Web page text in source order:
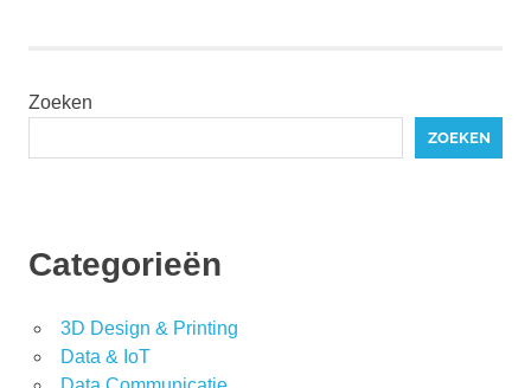
Zoeken
ZOEKEN
Categorieën
3D Design & Printing
Data & IoT